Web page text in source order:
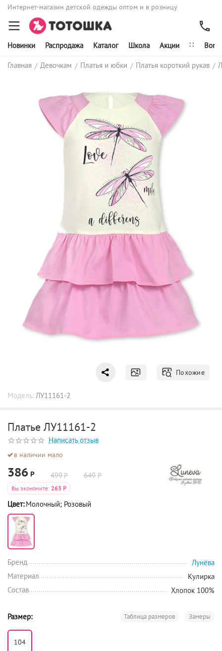
Интернет-магазин детской одежды оптом и в розницу
Новинки Распродажа Каталог Школа Акции ∷
Главная / Девочкам / Платья и юбки / Платья короткий рукав /
Похожие
Модель:ЛУ11161-2
Платье ЛУ11161-2
Написать отзыв
в наличии мало
386 Р 499Р 649 Р
Вы экономите: 263 Р
Цвет: Молочный; Розовый
Бренд
Лунёва
Материал
Кулирка
Состав
Хлопок 100%
Размер: Замеры
Таблица размеров
104